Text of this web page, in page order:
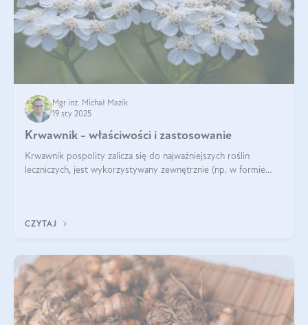
Mgr inż. Michał Mazik
19 sty 2025
Krwawnik - właściwości i zastosowanie
Krwawnik pospolity zalicza się do najważniejszych roślin
leczniczych, jest wykorzystywany zewnętrznie (np. w formie
CZYTAJ